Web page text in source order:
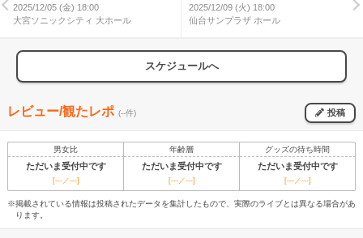
2025/12/05 (金) 18:00
大宮ソニックシティ 大ホール
2025/12/09 (火) 18:00
仙台サンプラザ ホール
スケジュールへ
レビュー/観たレポ (--件) 投稿
男女比 年齢層 グッズの待ち時間
ただいま受付中です ただいま受付中です ただいま受付中です
[---／---] [---／---] [---／---]
※掲載されている情報は投稿されたデータを集計したもので、実際のライブとは異なる場合があ
ります。